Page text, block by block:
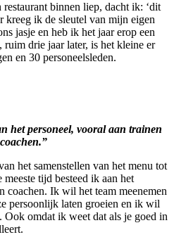
binnen liep, dacht ik: ‘dit
ik de sleutel van mijn eigen
jasje en heb ik het jaar erop een
drie jaar later, is het kleine er
en 30 personeelsleden.
het personeel, vooral aan trainen
het samenstellen van het menu tot
tijd besteed ik aan het
coachen. Ik wil het team meenemen
persoonlijk laten groeien en ik wil
Ook omdat ik weet dat als je goed in